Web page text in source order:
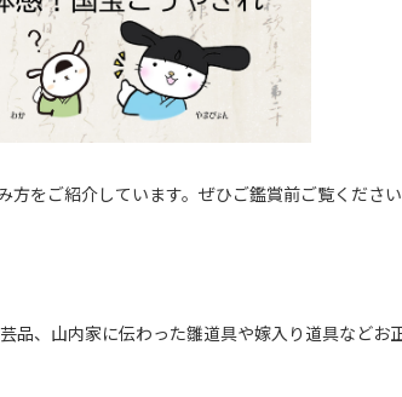
方をご紹介しています。ぜひご鑑賞前ご覧くださ
品、山内家に伝わった雛道具や嫁入り道具など